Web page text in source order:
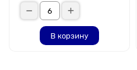
В корзину